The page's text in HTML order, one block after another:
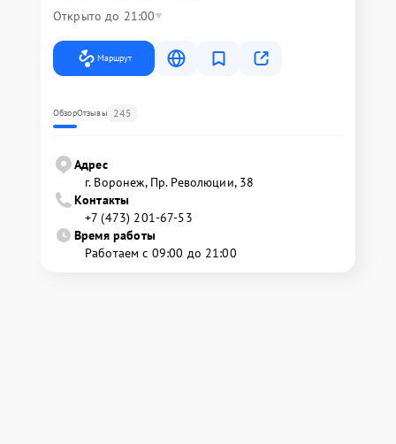
Открыто до 21:00
Маршрут
ОбзорОтзывы 245
Адрес
г. Воронеж, Пр. Революции, 38
Контакты
+7 (473) 201-67-53
Время работы
Работаем с 09:00 до 21:00